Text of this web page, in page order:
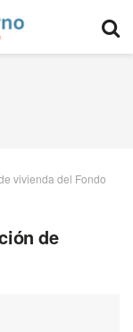
vivienda del Fondo
de